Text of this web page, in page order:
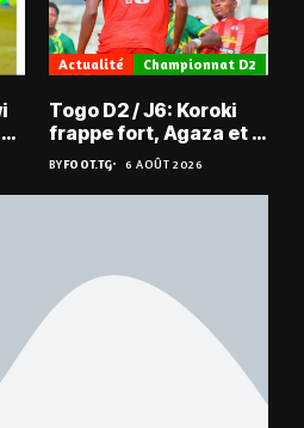
Actualité Championnat D2
Togo D2 / J6: Koroki
frappe fort, Agaza et la
JCA assurent,
suspense avant Sara
FC – Doumbé FC
BYFOOT.TG 6 AOÛT 2026